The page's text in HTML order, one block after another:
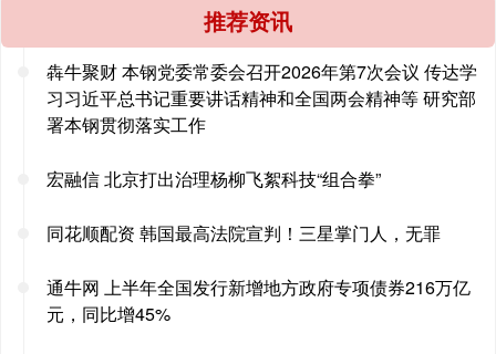
推荐资讯
犇牛聚财 本钢党委常委会召开2026年第7次会议 传达学
习习近平总书记重要讲话精神和全国两会精神等 研究部
署本钢贯彻落实工作
宏融信 北京打出治理杨柳飞絮科技“组合拳”
同花顺配资 韩国最高法院宣判！三星掌门人，无罪
通牛网 上半年全国发行新增地方政府专项债券216万亿
元，同比增45%